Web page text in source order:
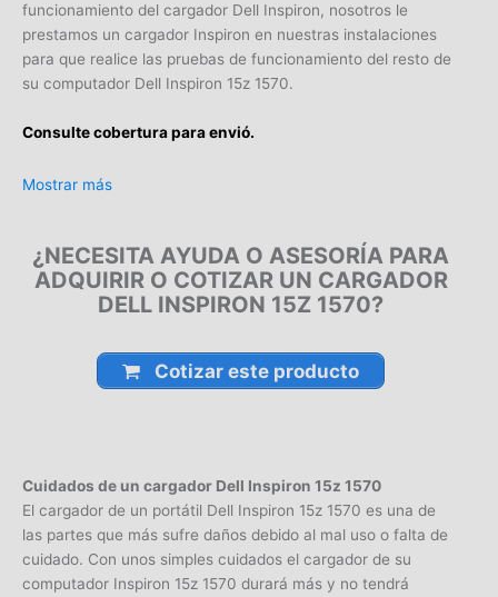
funcionamiento del cargador Dell Inspiron, nosotros le
prestamos un cargador Inspiron en nuestras instalaciones
para que realice las pruebas de funcionamiento del resto de
su computador Dell Inspiron 15z 1570.
Consulte cobertura para envió.
Leticia, Medellín, Arauca, Barranquilla, Cartagena, Tunja,
Riohacha, Santa Marta, Villavicencio, Pasto, Cúcuta, Mocoa,
Armenia, Pereira, San Andrés, Bucaramanga, Sincelejo,
Ibagué, Cali, Mitú, Puerto Carreño.
Mostrar más
¿NECESITA AYUDA O ASESORÍA PARA
ADQUIRIR O COTIZAR UN CARGADOR
DELL INSPIRON 15Z 1570?
Cotizar este producto
Cuidados de un cargador Dell Inspiron 15z 1570
El cargador de un portátil Dell Inspiron 15z 1570 es una de
las partes que más sufre daños debido al mal uso o falta de
cuidado. Con unos simples cuidados el cargador de su
computador Inspiron 15z 1570 durará más y no tendrá